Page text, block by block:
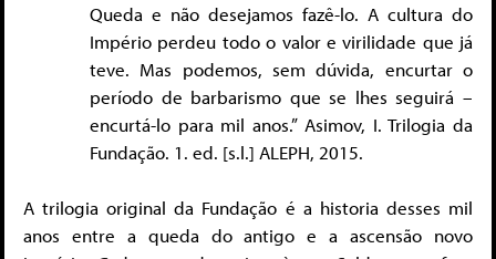
Queda e não desejamos fazê-lo. A cultura do
Império perdeu todo o valor e virilidade que já
teve. Mas podemos, sem dúvida, encurtar o
período de barbarismo que se lhes seguirá –
encurtá-lo para mil anos.” Asimov, I. Trilogia da
Fundação. 1. ed. [s.l.] ALEPH, 2015.
A trilogia original da Fundação é a historia desses mil
anos entre a queda do antigo e a ascensão novo